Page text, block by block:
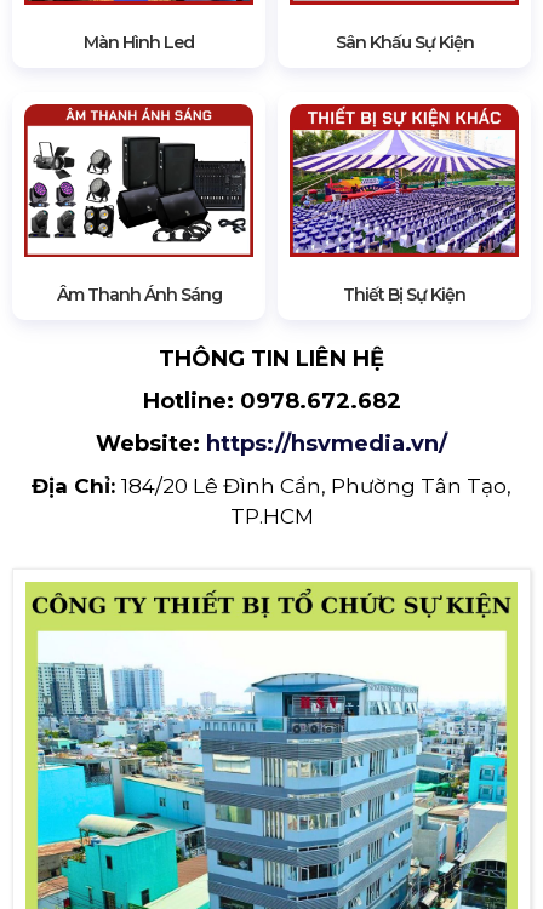
Màn Hình Led Sân Khấu Sự Kiện
Âm Thanh Ánh Sáng Thiết Bị Sự Kiện
THÔNG TIN LIÊN HỆ
Hotline: 0978.672.682
Website: https://hsvmedia.vn/
Địa Chỉ: 184/20 Lê Đình Cẩn, Phường Tân Tạo,
TP.HCM